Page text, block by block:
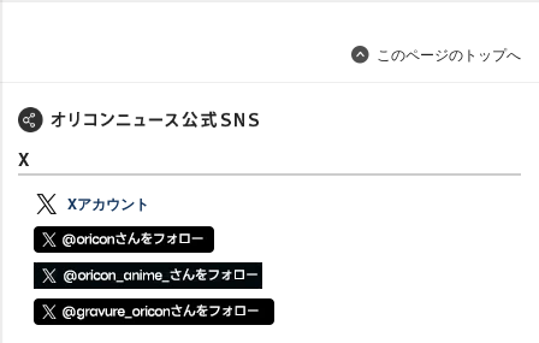
このページのトップへ
X
Xアカウント